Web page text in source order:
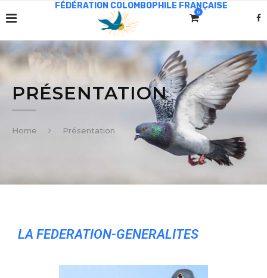
0
PRÉSENTATION
Home Présentation
LA FEDERATION-GENERALITES